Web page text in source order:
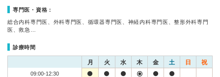
専門医・資格：
総合内科専門医、外科専門医、循環器専門医、神経内科専門医、整形外科専門
医、救急…
診療時間
月 火 水 木 金 土 日 祝
09:00-12:30